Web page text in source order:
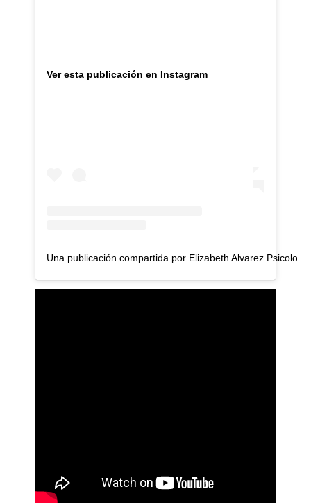
Ver esta publicación en Instagram
Una publicación compartida por Elizabeth Alvarez